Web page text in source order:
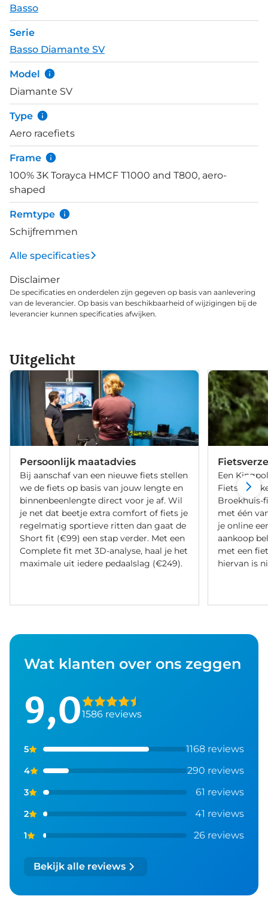
Diamante SV een reactief karakter, waarmee jij als
eerste de bocht uit zult accelereren. Ook de cockpit
is stijf en licht. De ergonomische Levita
geïntegreerde stuur/stuurpen combinatie biedt
nauwkeurige handling. In het stuur is een
standaard Integra Head Unit Mount geplaatst,
waarop je je fietscomputer kunt plaatsen (oa.
Garmin Edge compatible, voor Wahoo zijn adapters
beschikbaar). Deze versie van de Diamante SV is
afgemonteerd met Shimano's elektronische
Ultegra Di2 groepset. De Mictrotech RE38 wielen
zijn geschikt voor allround gebruik, gemaakt van
UD T700 carbon, tubeless ready en met een 38mm
velghoogte
Basso
Serie
Basso Diamante SV
Model
Diamante SV
Type
Aero racefiets
Frame
100% 3K Torayca HMCF T1000 and T800, aero-
shaped
Remtype
Schijfremmen
Alle specificaties
Disclaimer
De specificaties en onderdelen zijn gegeven op basis van aanlevering
van de leverancier. Op basis van beschikbaarheid of wijzigingen bij de
leverancier kunnen specificaties afwijken.
Uitgelicht
Persoonlijk maatadvies
Bij aanschaf van een nieuwe fiets stellen
we de fiets op basis van jouw lengte en
binnenbeenlengte direct voor je af. Wil
je net dat beetje extra comfort of fiets je
regelmatig sportieve ritten dan gaat de
Short fit (€99) een stap verder. Met een
Complete fit met 3D-analyse, haal je het
maximale uit iedere pedaalslag (€249).
Een
Broekhuis-
met één
je online
aankoop
met een
hiervan is
Wat klanten over ons zeggen
9,01586 reviews
5 1168 reviews
4 290 reviews
3 61 reviews
2 41 reviews
1 26 reviews
Bekijk alle reviews